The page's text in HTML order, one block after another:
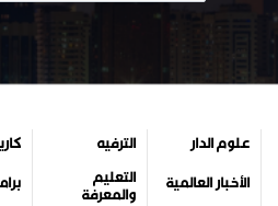
علوم الدار
الأخبار العالمية
الترفيه
التعليم
والمعرفة